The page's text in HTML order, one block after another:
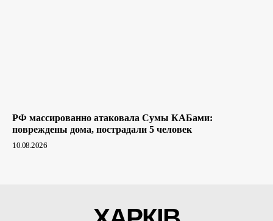
РФ массированно атаковала Сумы КАБами:
повреждены дома, пострадали 5 человек
10.08.2026